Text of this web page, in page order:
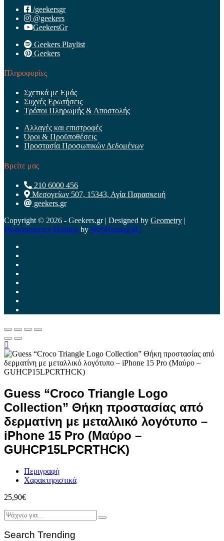
/geekersgr
@geekers
GeekersGr
Geekers Playlist
Geekers
Πληροφορίες
Σχετικά με Εμάς
Συχνές Ερωτήσεις
Τρόποι Πληρωμής & Αποστολής
Αλλαγές και επιστροφές
Όροι & Προϋποθέσεις
Προστασία Προσωπικών Δεδομένων
Βρείτε μας
210 6000 456
Μεσογείων 507, 15343, Αγία Παρασκευή
geekers.gr
Copyright © 2026 - Geekers.gr | Designed by Geometry |
Woocommerce Hosting by WebHosting|4U
Guess “Croco Triangle Logo
Collection” Θήκη προστασίας από
δερματίνη με μεταλλικό λογότυπο –
iPhone 15 Pro (Μαύρο –
GUHCP15LPCRTHCK)
Περιγραφή
Χαρακτηριστικά
25,90€
Search Trending